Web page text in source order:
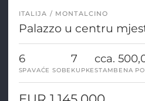
ITALIJA MONTALCINO
Palazzo u centru
6
SPAVAĆE SOBE
7
KUPKE
cca.
STAMBENA